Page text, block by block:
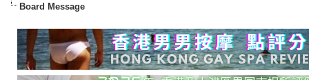
Board Message